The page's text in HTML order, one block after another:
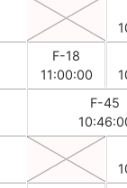
F-18
11:00:00
F-45